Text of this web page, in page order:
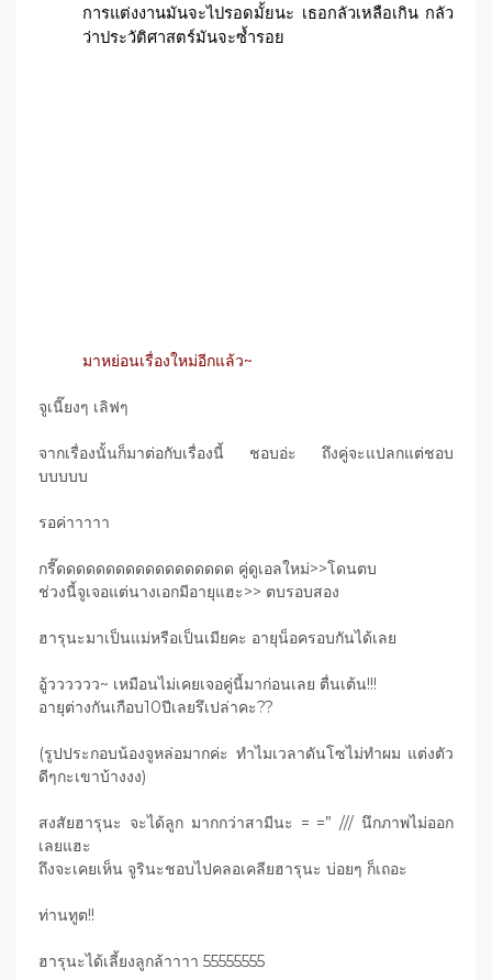
การแต่งงานมันจะไปรอดมั้ยนะ เธอกลัวเหลือเกิน กลัว
ว่าประวัติศาสตร์มันจะซ้ำรอย
มาหย่อนเรื่องใหม่อีกแล้ว~
จูเนี๊ยงๆ เลิฟๆ
จากเรื่องนั้นก็มาต่อกับเรื่องนี้ ชอบอ่ะ ถึงคู่จะแปลกแต่ชอบ
บบบบบ
รอค่าาาาา
กรี๊ดดดดดดดดดดดดดดดดดด คู่ดูเอลใหม่>>โดนตบ
ช่วงนี้จูเจอแต่นางเอกมีอายุแฮะ>> ตบรอบสอง
ฮารุนะมาเป็นแม่หรือเป็นเมียคะ อายุน็อครอบกันได้เลย
อู้วววววว~ เหมือนไม่เคยเจอคู่นี้มาก่อนเลย ตื่นเต้น!!!
อายุต่างกันเกือบ10ปีเลยรึเปล่าคะ??
(รูปประกอบน้องจูหล่อมากค่ะ ทำไมเวลาดันโซไม่ทำผม แต่งตัว
ดีๆกะเขาบ้างงง)
สงสัยฮารุนะ จะได้ลูก มากกว่าสามีนะ = =” /// นึกภาพไม่ออก
เลยแฮะ
ถึงจะเคยเห็น จูรินะชอบไปคลอเคลียฮารุนะ บ่อยๆ ก็เถอะ
ท่านทูต!!
ฮารุนะได้เลี้ยงลูกล้าาาา 55555555